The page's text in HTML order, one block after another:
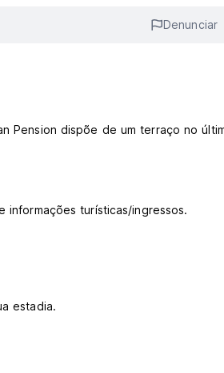
Denunciar
Pension dispõe de um terraço no
turísticas/ingressos.
estadia.